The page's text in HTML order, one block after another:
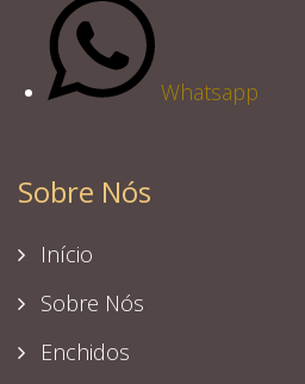
Whatsapp
Sobre Nós
Início
Sobre Nós
Enchidos